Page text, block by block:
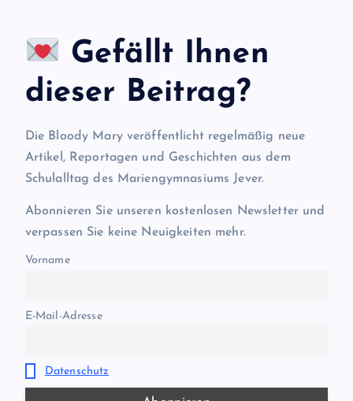
Gefällt Ihnen
dieser Beitrag?
Die Bloody Mary veröffentlicht regelmäßig neue
Artikel, Reportagen und Geschichten aus dem
Schulalltag des Mariengymnasiums Jever.
Abonnieren Sie unseren kostenlosen Newsletter und
verpassen Sie keine Neuigkeiten mehr.
Vorname
E-Mail-Adresse
Datenschutz